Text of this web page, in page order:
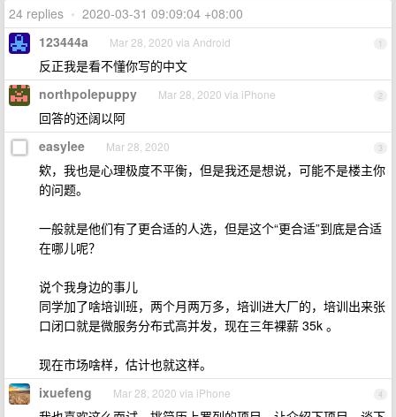
24 replies • 2020-03-31 09:09:04 +08:00
1
123444a Mar 28, 2020 via Android
反正我是看不懂你写的中文
2
northpolepuppy Mar 28, 2020 via iPhone
回答的还阔以阿
3
easylee Mar 28, 2020
欸，我也是心理极度不平衡，但是我还是想说，可能不是楼主你
的问题。
一般就是他们有了更合适的人选，但是这个“更合适”到底是合适
在哪儿呢？
说个我身边的事儿
同学加了啥培训班，两个月两万多，培训进大厂的，培训出来张
口闭口就是微服务分布式高并发，现在三年裸薪 35k 。
现在市场啥样，估计也就这样。
4
ixuefeng Mar 28, 2020 via iPhone